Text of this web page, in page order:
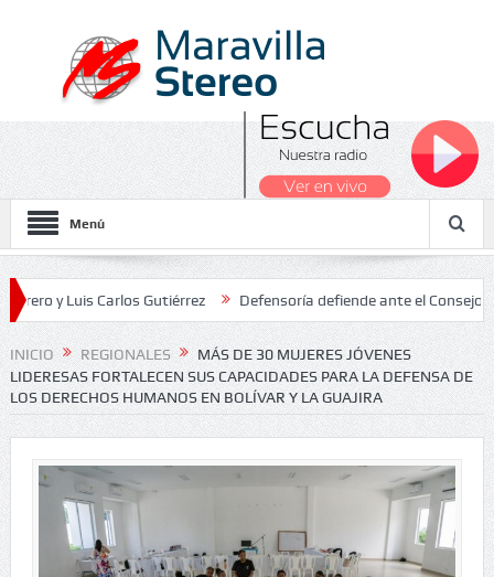
Menú
Carlos Gutiérrez Defensoría defiende ante el Consejo de
2026
INICIO REGIONALES
MÁS DE 30 MUJERES JÓVENES
LIDERESAS FORTALECEN SUS CAPACIDADES PARA LA DEFENSA DE
LOS DERECHOS HUMANOS EN BOLÍVAR Y LA GUAJIRA